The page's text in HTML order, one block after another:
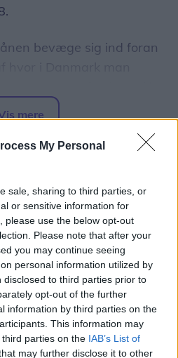
My Personal
sale, sharing to third parties, or
or sensitive information for
please use the below opt-out
Please note that after your
you may continue seeing
personal information utilized by
to third parties prior to
opt-out of the further
information by third parties on the
This information may
parties on the IAB’s List of
may further disclose it to other
bevæge sig ind foran
giver gode muligheder for
steder med frit udsyn
kysterne, fjordene og de
en flot ramme om den
hvis vejret arter sig.
en af de få begivenheder,
mere
Del artikel